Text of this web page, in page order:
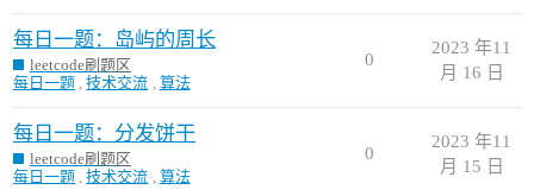
每日一题：岛屿的周长
leetcode刷题区
每日一题 ,技术交流 , 算法
0
2023 年11
月 16 日
每日一题：分发饼干
leetcode刷题区
每日一题 ,技术交流 , 算法
0
2023 年11
月 15 日